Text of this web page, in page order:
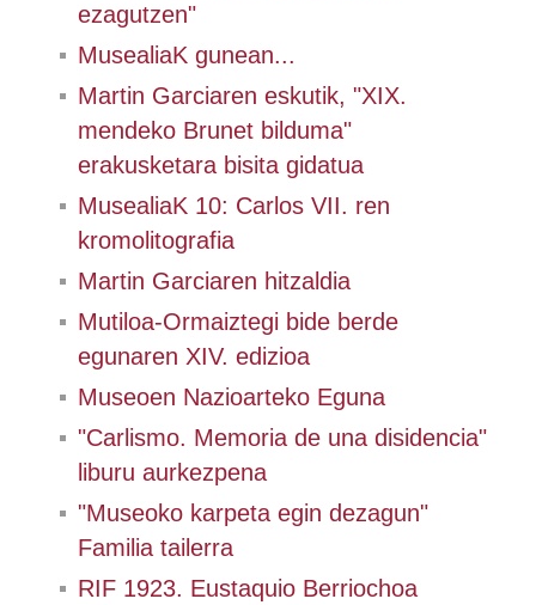
ezagutzen"
MusealiaK gunean...
Martin Garciaren eskutik, "XIX.
mendeko Brunet bilduma"
erakusketara bisita gidatua
MusealiaK 10: Carlos VII. ren
kromolitografia
Martin Garciaren hitzaldia
Mutiloa-Ormaiztegi bide berde
egunaren XIV. edizioa
Museoen Nazioarteko Eguna
"Carlismo. Memoria de una disidencia"
liburu aurkezpena
"Museoko karpeta egin dezagun"
Familia tailerra
RIF 1923. Eustaquio Berriochoa